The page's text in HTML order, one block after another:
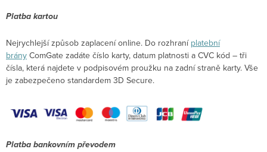
Platba kartou
Nejrychlejší způsob zaplacení online. Do rozhraní platební
brány ComGate zadáte číslo karty, datum platnosti a CVC kód – tři
čísla, která najdete v podpisovém proužku na zadní straně karty. Vše
je zabezpečeno standardem 3D Secure.
Platba bankovním převodem